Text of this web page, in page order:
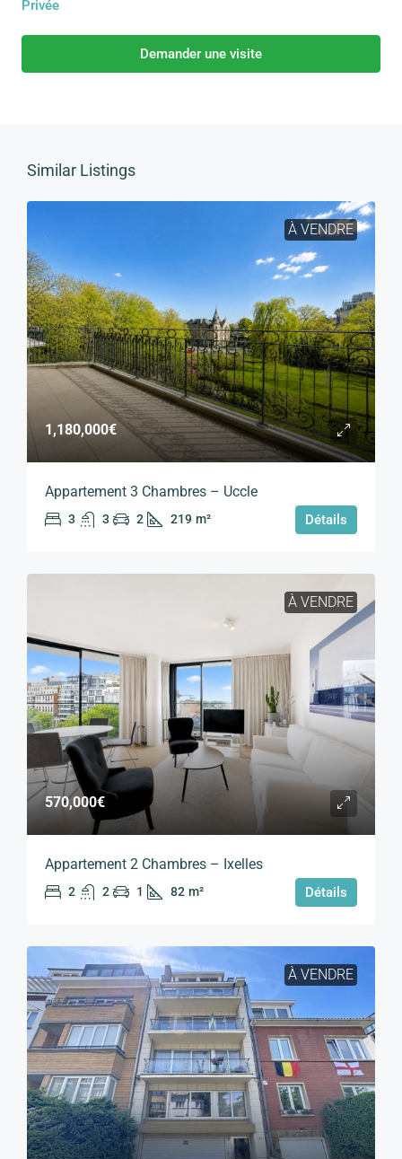
Privée
Demander une visite
Similar Listings
À VENDRE
1,180,000€
Appartement 3 Chambres – Uccle
3 3 2 219 m² Détails
À VENDRE
570,000€
Appartement 2 Chambres – Ixelles
2 2 1 82 m² Détails
À VENDRE